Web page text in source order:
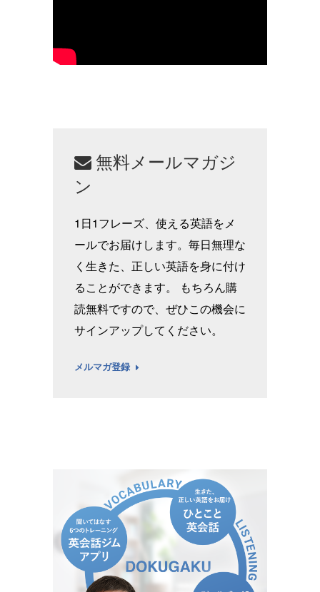
無料メールマガジ
ン
1日1フレーズ、使える英語をメ
ールでお届けします。毎日無理な
く生きた、正しい英語を身に付け
ることができます。 もちろん購
読無料ですので、ぜひこの機会に
サインアップしてください。
メルマガ登録